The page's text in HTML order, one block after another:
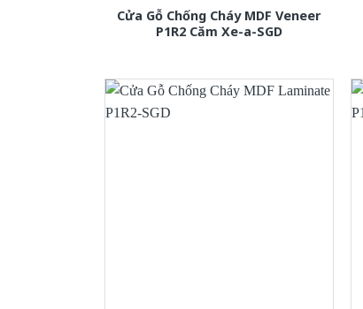
Cửa Gỗ Chống Cháy MDF Veneer
P1R2 Căm Xe-a-SGD